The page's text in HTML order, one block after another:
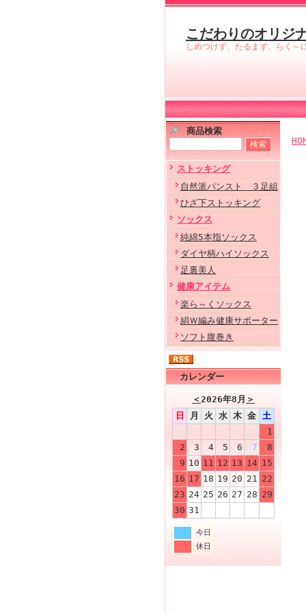
こだわりのオリジ
しめつけず、たるまず、らく～
商品検索
ストッキング
自然派パンスト ３足組
ひざ下ストッキング
ソックス
純綿5本指ソックス
ダイヤ柄ハイソックス
足裏美人
健康アイテム
楽ら～くソックス
絹Ｗ編み健康サポーター
ソフト腹巻き
カレンダー
＜2026年8月 ＞
日
月 火 水 木 金 土
1
2
3 4 5 6 7
8
9 10 11 12 13 14 15
16 17 18 19 20 21 22
23 24 25 26 27 28 29
30 31
今日
休日